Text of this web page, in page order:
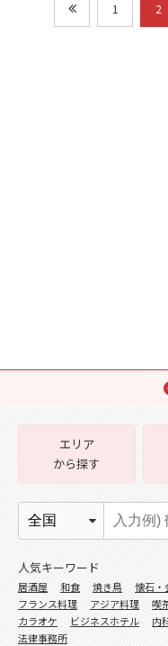
1 2
エリア
から探す
人気キーワード
居酒屋 和食 焼き鳥 懐石・
フランス料理
アジア料理 喫
カラオケ
ビジネスホテル 内
法律事務所